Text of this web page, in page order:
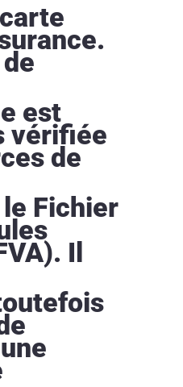
est
vérifiée
de
le Fichier
Il